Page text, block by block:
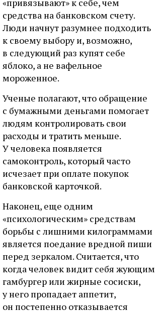
средства на банковском счету.
Люди начнут разумнее подходить
к своему выбору и, возможно,
в следующий раз купят себе
яблоко, а не вафельное
мороженное.
Ученые полагают, что обращение
с бумажными деньгами помогает
людям контролировать свои
расходы и тратить меньше.
У человека появляется
самоконтроль, который часто
исчезает при оплате покупок
банковской карточкой.
Наконец, еще одним
«психологическим» средствам
борьбы с лишними килограммами
является поедание вредной пиши
перед зеркалом. Считается, что
когда человек видит себя жующим
гамбургер или жирные сосиски,
у него пропадает аппетит,
он постепенно отказывается